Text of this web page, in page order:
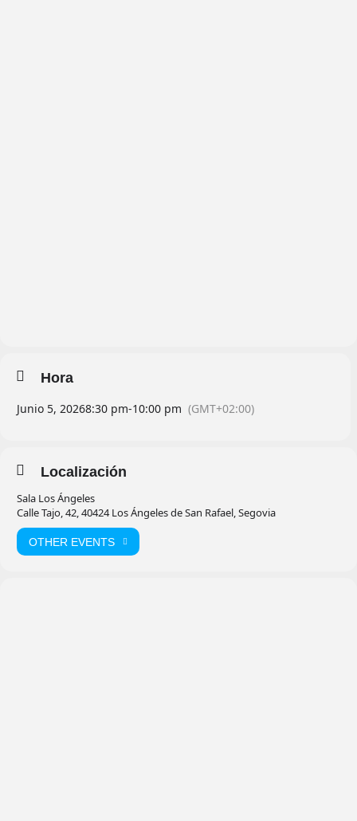
Hora
Junio 5, 20268:30 pm-10:00 pm (GMT+02:00)
Localización
Sala Los Ángeles
Calle Tajo, 42, 40424 Los Ángeles de San Rafael, Segovia
OTHER EVENTS